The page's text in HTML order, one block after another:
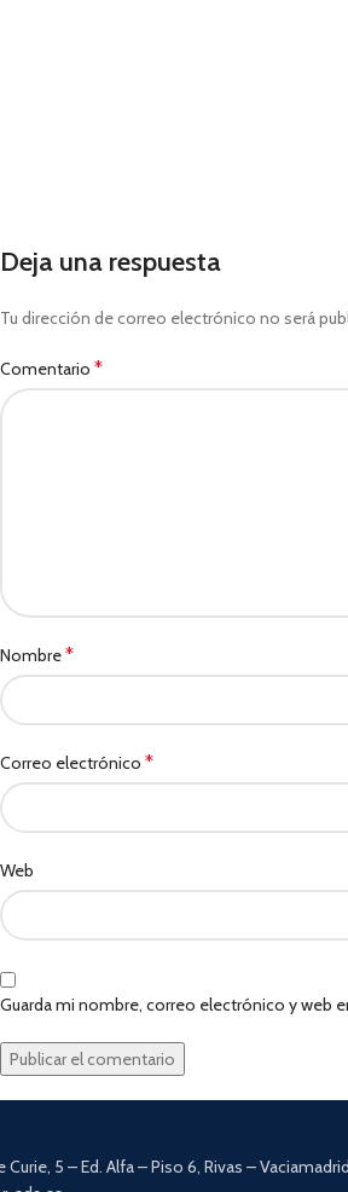
Deja una respuesta
Tu dirección de correo electrónico no será
Comentario *
Nombre*
Correo electrónico *
Web
Guarda mi nombre, correo electrónico y web
Curie, 5 – Ed. Alfa – Piso 6, Rivas –